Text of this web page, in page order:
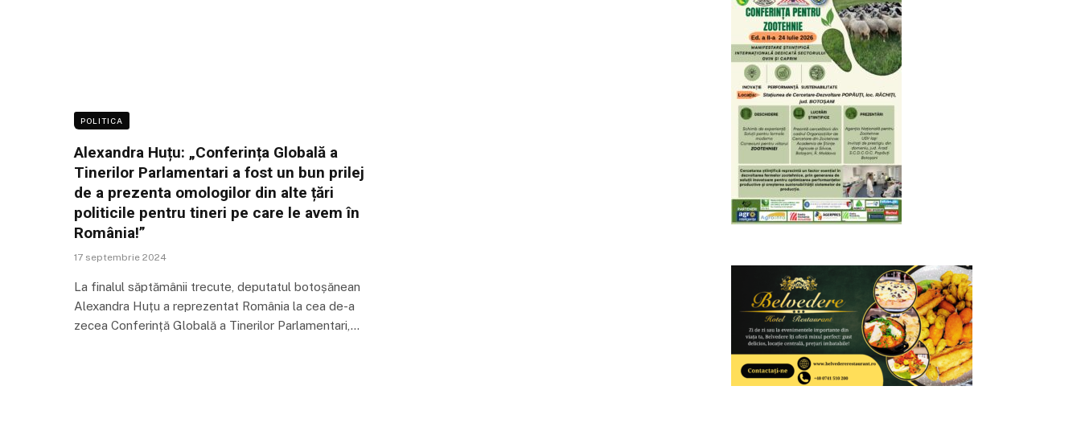
POLITICA
Alexandra Huțu: „Conferința Globală a
Tinerilor Parlamentari a fost un bun prilej
de a prezenta omologilor din alte țări
politicile pentru tineri pe care le avem în
România!”
17 septembrie 2024
La finalul săptămânii trecute, deputatul botoșănean
Alexandra Huțu a reprezentat România la cea de-a
zecea Conferință Globală a Tinerilor Parlamentari,…